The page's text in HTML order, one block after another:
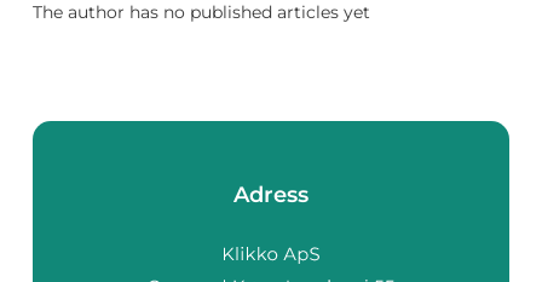
The author has no published articles yet
Adress